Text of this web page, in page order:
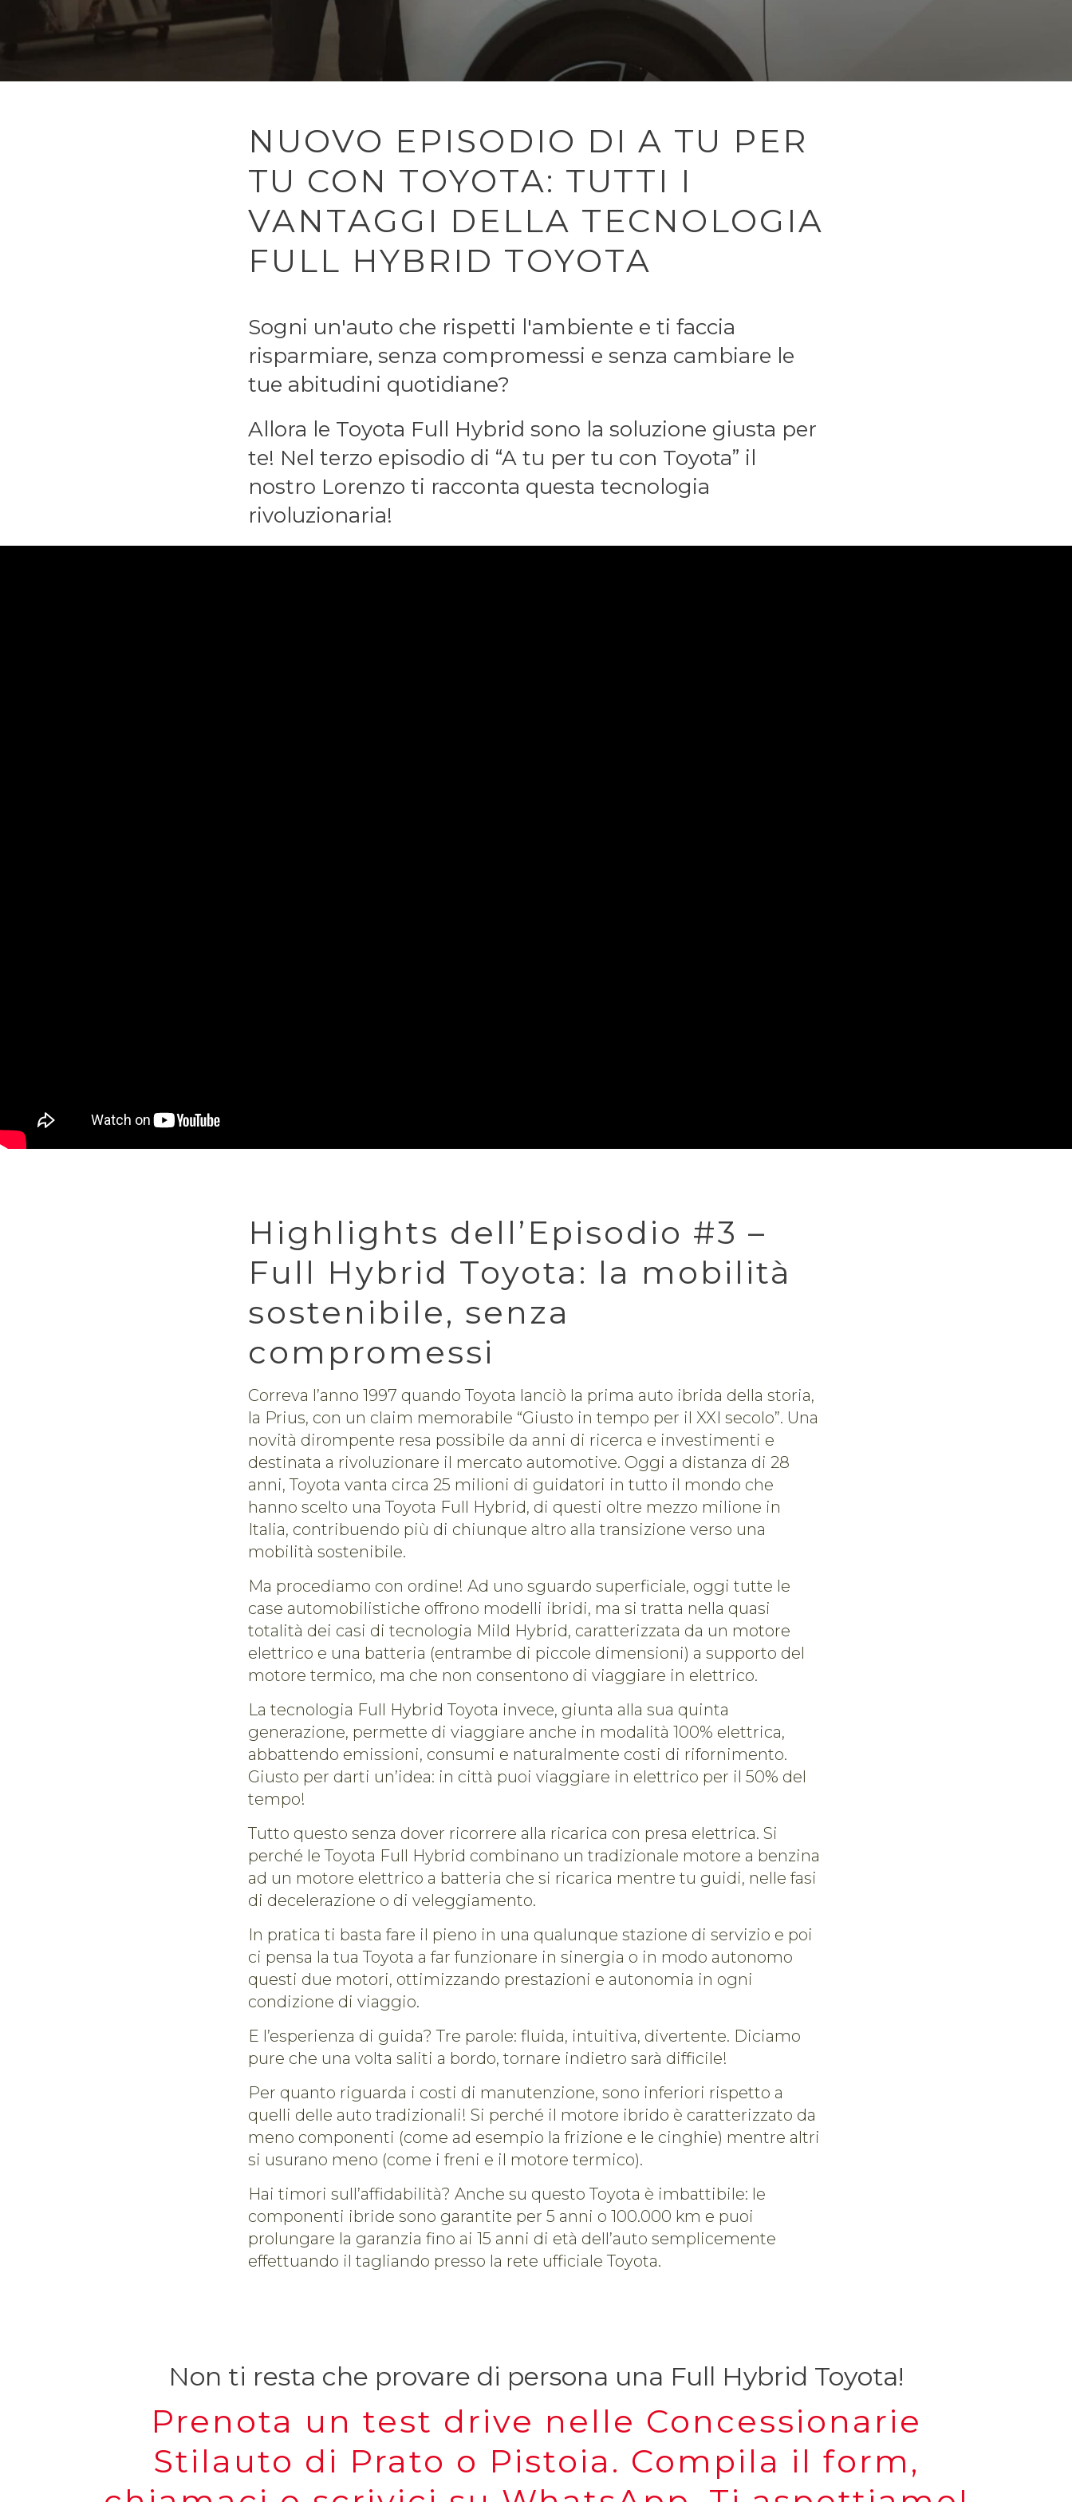
NUOVO EPISODIO DI A TU PER
TU CON TOYOTA: TUTTI I
VANTAGGI DELLA TECNOLOGIA
FULL HYBRID TOYOTA
Sogni un'auto che rispetti l'ambiente e ti faccia
risparmiare, senza compromessi e senza cambiare le
tue abitudini quotidiane?
Allora le Toyota Full Hybrid sono la soluzione giusta per
te! Nel terzo episodio di “A tu per tu con Toyota” il
nostro Lorenzo ti racconta questa tecnologia
rivoluzionaria!
Highlights dell’Episodio #3 –
Full Hybrid Toyota: la mobilità
sostenibile, senza
compromessi
Correva l’anno 1997 quando Toyota lanciò la prima auto ibrida della storia,
la Prius, con un claim memorabile “Giusto in tempo per il XXI secolo”. Una
novità dirompente resa possibile da anni di ricerca e investimenti e
destinata a rivoluzionare il mercato automotive. Oggi a distanza di 28
anni, Toyota vanta circa 25 milioni di guidatori in tutto il mondo che
hanno scelto una Toyota Full Hybrid, di questi oltre mezzo milione in
Italia, contribuendo più di chiunque altro alla transizione verso una
mobilità sostenibile.
Ma procediamo con ordine! Ad uno sguardo superficiale, oggi tutte le
case automobilistiche offrono modelli ibridi, ma si tratta nella quasi
totalità dei casi di tecnologia Mild Hybrid, caratterizzata da un motore
elettrico e una batteria (entrambe di piccole dimensioni) a supporto del
motore termico, ma che non consentono di viaggiare in elettrico.
La tecnologia Full Hybrid Toyota invece, giunta alla sua quinta
generazione, permette di viaggiare anche in modalità 100% elettrica,
abbattendo emissioni, consumi e naturalmente costi di rifornimento.
Giusto per darti un’idea: in città puoi viaggiare in elettrico per il 50% del
tempo!
Tutto questo senza dover ricorrere alla ricarica con presa elettrica. Si
perché le Toyota Full Hybrid combinano un tradizionale motore a benzina
ad un motore elettrico a batteria che si ricarica mentre tu guidi, nelle fasi
di decelerazione o di veleggiamento.
In pratica ti basta fare il pieno in una qualunque stazione di servizio e poi
ci pensa la tua Toyota a far funzionare in sinergia o in modo autonomo
questi due motori, ottimizzando prestazioni e autonomia in ogni
condizione di viaggio.
E l’esperienza di guida? Tre parole: fluida, intuitiva, divertente. Diciamo
pure che una volta saliti a bordo, tornare indietro sarà difficile!
Per quanto riguarda i costi di manutenzione, sono inferiori rispetto a
quelli delle auto tradizionali! Si perché il motore ibrido è caratterizzato da
meno componenti (come ad esempio la frizione e le cinghie) mentre altri
si usurano meno (come i freni e il motore termico).
Hai timori sull’affidabilità? Anche su questo Toyota è imbattibile: le
componenti ibride sono garantite per 5 anni o 100.000 km e puoi
prolungare la garanzia fino ai 15 anni di età dell’auto semplicemente
effettuando il tagliando presso la rete ufficiale Toyota.
Non ti resta che provare di persona una Full Hybrid Toyota!
Prenota un test drive nelle Concessionarie
Stilauto di Prato o Pistoia. Compila il form,